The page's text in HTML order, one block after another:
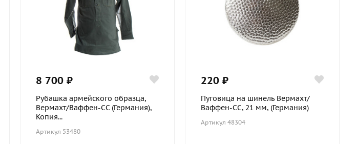
8 700 ₽
Рубашка армейского образца,
Вермахт/Ваффен-СС (Германия),
Копия...
Артикул 53480
220 ₽
Пуговица на шинель Вермахт/
Ваффен-СС, 21 мм, (Германия)
Артикул 48304